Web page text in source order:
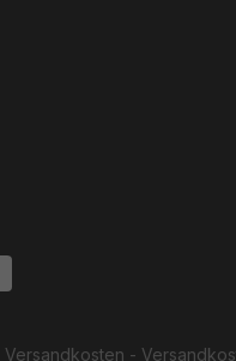
Versandkosten -